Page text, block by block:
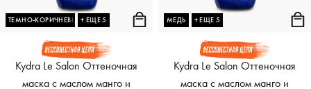
ТЕМНО-КОРИЧНЕВЫЙ+ ЕЩЕ 5
Kydra Le Salon Оттеночная
маска с маслом манго и
МЕДЬ + ЕЩЕ 5
Kydra Le Salon Оттеночная
маска с маслом манго и